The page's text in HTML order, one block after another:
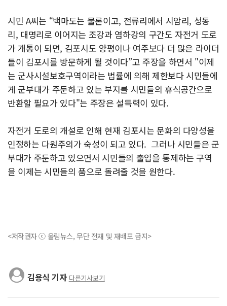
시민 A씨는 “백마도는 물론이고, 전류리에서 시암리, 성동
리, 대명리로 이어지는 조강과 염하강의 구간도 자전거 도로
가 개통이 되면, 김포시도 양평이나 여주보다 더 많은 라이더
들이 김포시를 방문하게 될 것이다”고 주장을 하면서 "이제
는 군사시설보호구역이라는 법률에 의해 제한보다 시민들에
게 군부대가 주둔하고 있는 부지를 시민들의 휴식공간으로
반환할 필요가 있다"는 주장은 설득력이 있다.
자전거 도로의 개설로 인해 현재 김포시는 문화의 다양성을
인정하는 다원주의가 숙성이 되고 있다. 그러나 시민들은 군
부대가 주둔하고 있으면서 시민들의 출입을 통제하는 구역
을 이제는 시민들의 품으로 돌려줄 것을 원한다.
<저작권자 ⓒ 울림뉴스, 무단 전재 및 재배포 금지>
김용식 기자 다른기사보기